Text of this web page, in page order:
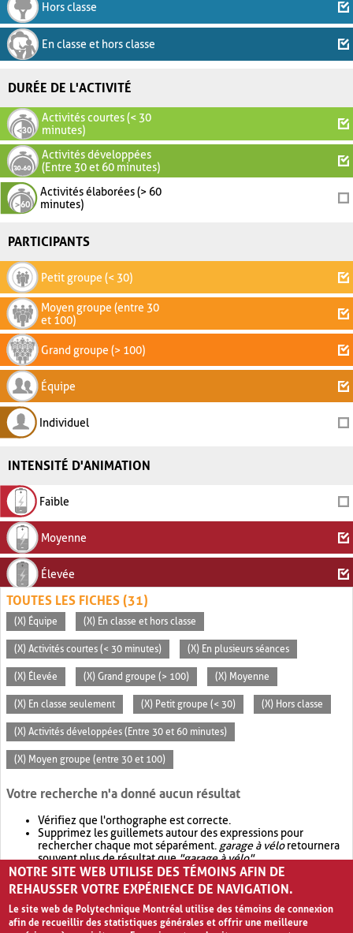
Hors classe
En classe et hors classe
DURÉE DE L'ACTIVITÉ
Activités courtes (< 30
minutes)
Activités développées
(Entre 30 et 60 minutes)
Activités élaborées (> 60
minutes)
PARTICIPANTS
Petit groupe (< 30)
Moyen groupe (entre 30
et 100)
Grand groupe (> 100)
Équipe
Individuel
INTENSITÉ D'ANIMATION
Faible
Moyenne
Élevée
TOUTES LES FICHES (31)
(X) Équipe (X) En classe et hors classe
(X) Activités courtes (< 30 minutes) (X) En plusieurs séances
(X) Élevée (X) Grand groupe (> 100) (X) Moyenne
(X) En classe seulement (X) Petit groupe (< 30) (X) Hors classe
(X) Activités développées (Entre 30 et 60 minutes)
(X) Moyen groupe (entre 30 et 100)
Votre recherche n'a donné aucun résultat
Vérifiez que l'orthographe est correcte.
Supprimez les guillemets autour des expressions pour
rechercher chaque mot séparément. garage à véloretournera
souvent plus de résultat que"garage à vélo".
Envisagez d'élargir votre recherche avec OR.garage OR vélo
retournera souvent plus de résultat quegarage à vélo
NOTRE SITE WEB UTILISE DES TÉMOINS AFIN DE
REHAUSSER VOTRE EXPÉRIENCE DE NAVIGATION.
Le site web de Polytechnique Montréal utilise des témoins de connexion
afin de recueillir des statistiques générales et offrir une meilleure